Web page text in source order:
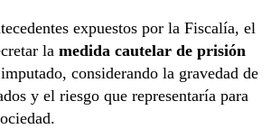
expuestos por la Fiscalía, el
la medida cautelar de prisión
considerando la gravedad de
y el riesgo que representaría para